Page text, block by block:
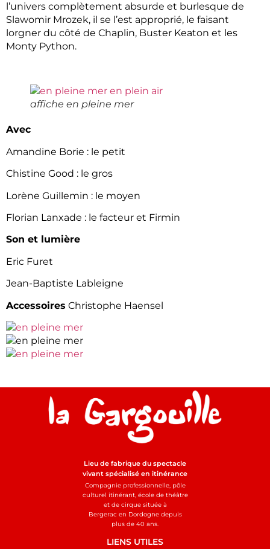
l’univers complètement absurde et burlesque de
Slawomir Mrozek, il se l’est approprié, le faisant
lorgner du côté de Chaplin, Buster Keaton et les
Monty Python.
affiche en pleine mer
Avec
Amandine Borie : le petit
Chistine Good : le gros
Lorène Guillemin : le moyen
Florian Lanxade : le facteur et Firmin
Son et lumière
Eric Furet
Jean-Baptiste Lableigne
Accessoires Christophe Haensel
Lieu de fabrique du spectacle
vivant spécialisé en itinérance
Compagnie professionnelle, pôle
culturel itinérant, école de théâtre
et de cirque située à
Bergerac en Dordogne depuis
plus de 40 ans.
LIENS UTILES